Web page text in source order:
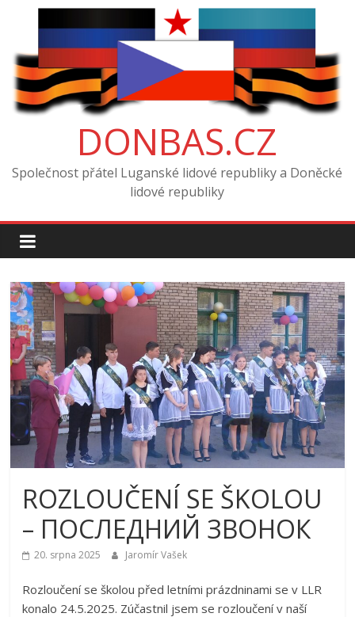
content
DONBAS.CZ
Společnost přátel Luganské lidové republiky a Doněcké
lidové republiky
ROZLOUČENÍ SE ŠKOLOU
– ПОСЛЕДНИЙ ЗВОНОК
20. srpna 2025 Jaromír Vašek
Rozloučení se školou před letními prázdninami se v LLR
konalo 24.5.2025. Zúčastnil jsem se rozloučení v naší